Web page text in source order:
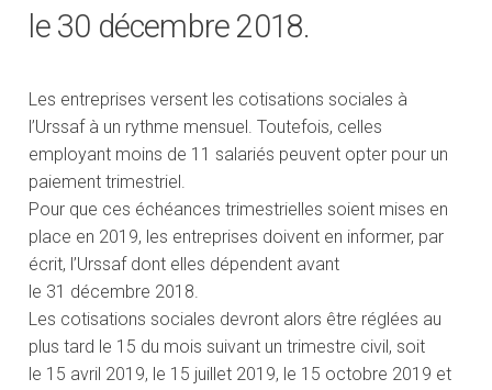
le 30 décembre 2018.
Les entreprises versent les cotisations sociales à
l’Urssaf à un rythme mensuel. Toutefois, celles
employant moins de 11 salariés peuvent opter pour un
paiement trimestriel.
Pour que ces échéances trimestrielles soient mises en
place en 2019, les entreprises doivent en informer, par
écrit, l’Urssaf dont elles dépendent avant
le 31 décembre 2018.
Les cotisations sociales devront alors être réglées au
plus tard le 15 du mois suivant un trimestre civil, soit
le 15 avril 2019, le 15 juillet 2019, le 15 octobre 2019 et